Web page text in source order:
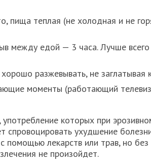
пища теплая (не холодная и не
между едой — 3 часа. Лучше всего
разжевывать, не заглатывая
моменты (работающий
которых при
ухудшение
помощью лекарств или трав, но
не произойдет.